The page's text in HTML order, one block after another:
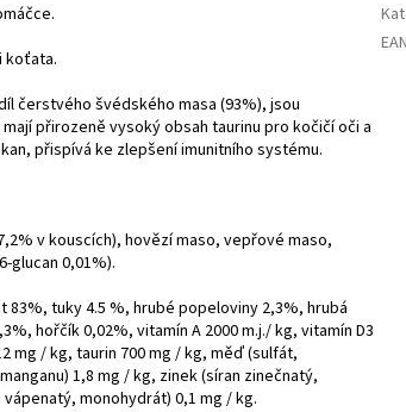
koťata.
čerstvého švédského masa (93%), jsou
přirozeně vysoký obsah taurinu pro kočičí oči a
přispívá ke zlepšení imunitního systému.
v kouscích), hovězí maso, vepřové maso,
glucan 0,01%).
tuky 4.5 %, hrubé popeloviny 2,3%, hrubá
hořčík 0,02%, vitamín A 2000 m.j./ kg, vitamín D3
mg / kg, taurin 700 mg / kg, měď (sulfát,
1,8 mg / kg, zinek (síran zinečnatý,
monohydrát) 0,1 mg / kg.
EAN